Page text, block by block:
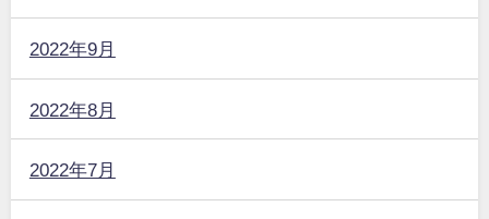
2022年9月
2022年8月
2022年7月